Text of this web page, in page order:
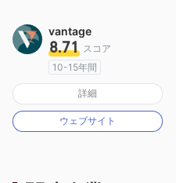
vantage
8.71 スコア
10-15年間
オーストラリア規制
マーケットメイキングライセンス（MM）
MT4フルライセンス
詳細
ウェブサイト